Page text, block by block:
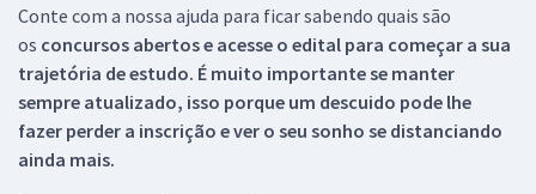
Conte com a nossa ajuda para ficar sabendo quais são
os concursos abertos e acesse o edital para começar a sua
trajetória de estudo. É muito importante se manter
sempre atualizado, isso porque um descuido pode lhe
fazer perder a inscrição e ver o seu sonho se distanciando
ainda mais.